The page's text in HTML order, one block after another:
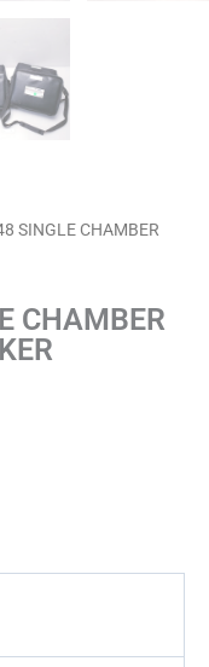
SINGLE CHAMBER
CHAMBER